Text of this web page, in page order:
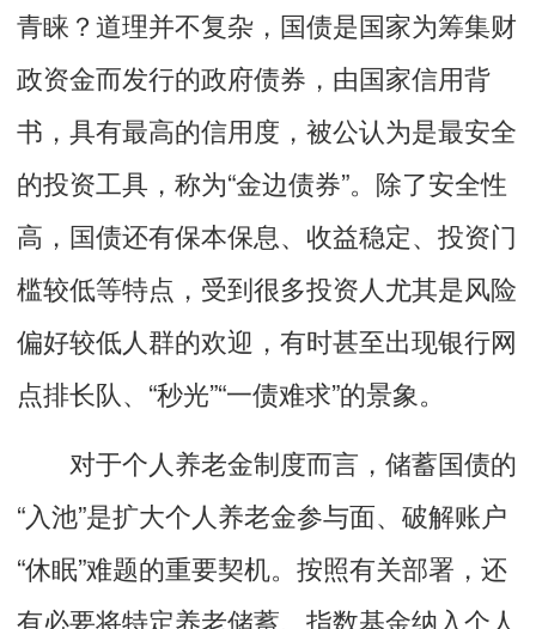
青睐？道理并不复杂，国债是国家为筹集财
政资金而发行的政府债券，由国家信用背
书，具有最高的信用度，被公认为是最安全
的投资工具，称为“金边债券”。除了安全性
高，国债还有保本保息、收益稳定、投资门
槛较低等特点，受到很多投资人尤其是风险
偏好较低人群的欢迎，有时甚至出现银行网
点排长队、“秒光”“一债难求”的景象。
对于个人养老金制度而言，储蓄国债的
“入池”是扩大个人养老金参与面、破解账户
“休眠”难题的重要契机。按照有关部署，还
有必要将特定养老储蓄、指数基金纳入个人